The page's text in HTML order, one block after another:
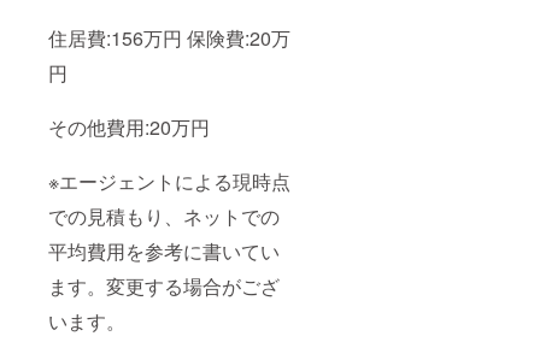
住居費:156万円 保険費:20万
円
その他費用:20万円
※エージェントによる現時点
での見積もり、ネットでの
平均費用を参考に書いてい
ます。変更する場合がござ
います。